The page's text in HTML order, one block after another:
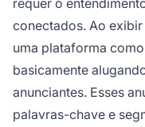
conectados. Ao
uma plataforma como
basicamente
anunciantes. Esses
palavras-chave e